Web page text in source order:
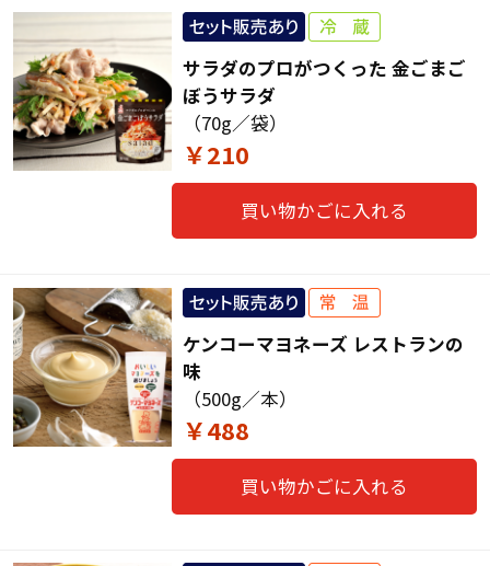
サラダのプロがつくった 金ごまご
ぼうサラダ
（70g／袋）
￥210
買い物かごに入れる
ケンコーマヨネーズ レストランの
味
（500g／本）
￥488
買い物かごに入れる